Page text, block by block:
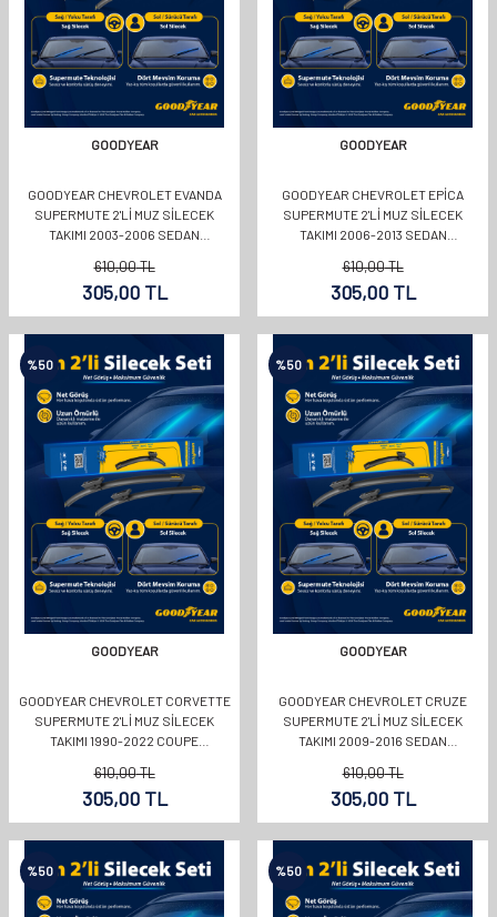
GOODYEAR
GOODYEAR CHEVROLET EVANDA
SUPERMUTE 2'LI MUZ SILECEK
TAKIMI 2003-2006 SEDAN
610,00TL
305,00TL
GOODYEAR
GOODYEAR CHEVROLET EPICA
SUPERMUTE 2'LI MUZ SILECEK
TAKIMI 2006-2013 SEDAN
610,00TL
305,00TL
%50
GOODYEAR
GOODYEAR CHEVROLET CORVETTE
SUPERMUTE 2'LI MUZ SILECEK
TAKIMI 1990-2022 COUPE
610,00TL
305,00TL
%50
GOODYEAR
GOODYEAR CHEVROLET CRUZE
SUPERMUTE 2'LI MUZ SILECEK
TAKIMI 2009-2016 SEDAN
610,00TL
305,00TL
%50 %50